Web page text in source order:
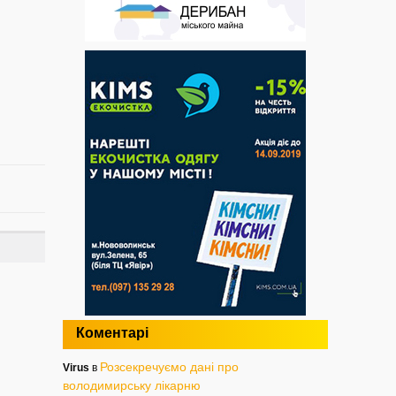
Коментарі
Virus в Розсекречуємо дані про
володимирську лікарню